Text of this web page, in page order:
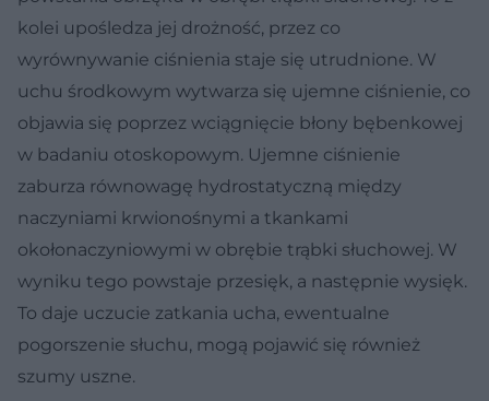
kolei upośledza jej drożność, przez co
wyrównywanie ciśnienia staje się utrudnione. W
uchu środkowym wytwarza się ujemne ciśnienie, co
objawia się poprzez wciągnięcie błony bębenkowej
w badaniu otoskopowym. Ujemne ciśnienie
zaburza równowagę hydrostatyczną między
naczyniami krwionośnymi a tkankami
okołonaczyniowymi w obrębie trąbki słuchowej. W
wyniku tego powstaje przesięk, a następnie wysięk.
To daje uczucie zatkania ucha, ewentualne
pogorszenie słuchu, mogą pojawić się również
szumy uszne.